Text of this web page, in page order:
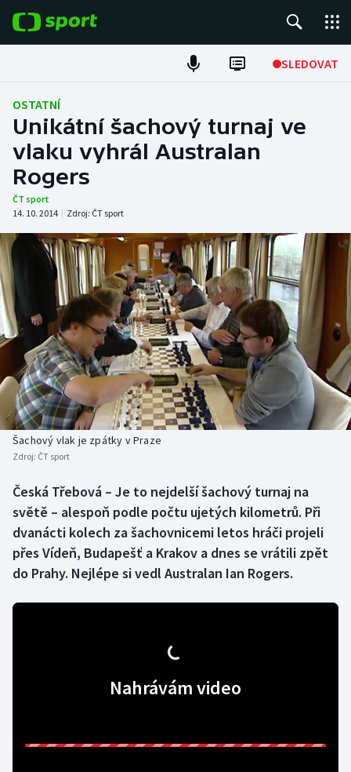
SLEDOVAT
Fotbal
Hokej
Tenis
Atletika
Cyklistika
DALŠÍ SPORTY
Americký fotbal
Baseball a softbal
Basketbal
Biatlon
Box
Curling
NEPŘEHLÉDNĚTE
Soutěže
Historické návraty
Aplikace ČT sport
OSTATNÍ
Unikátní šachový turnaj ve
vlaku vyhrál Australan
Rogers
ČT sport
14. 10. 2014 | Zdroj: ČT sport
Šachový vlak je zpátky v Praze
Zdroj: ČT sport
Česká Třebová – Je to nejdelší šachový turnaj na
světě – alespoň podle počtu ujetých kilometrů. Při
dvanácti kolech za šachovnicemi letos hráči projeli
přes Vídeň, Budapešť a Krakov a dnes se vrátili zpět
do Prahy. Nejlépe si vedl Australan Ian Rogers.
Nahrávám video